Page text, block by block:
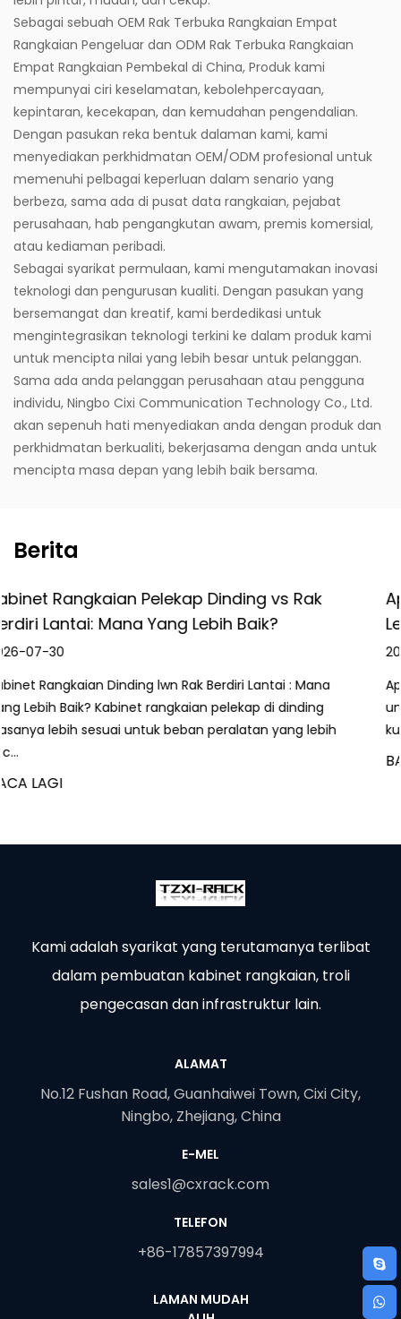
Sebagai sebuah OEM Rak Terbuka Rangkaian Empat
Rangkaian Pengeluar dan ODM Rak Terbuka Rangkaian
Empat Rangkaian Pembekal di China, Produk kami
mempunyai ciri keselamatan, kebolehpercayaan,
kepintaran, kecekapan, dan kemudahan pengendalian.
Dengan pasukan reka bentuk dalaman kami, kami
menyediakan perkhidmatan OEM/ODM profesional untuk
memenuhi pelbagai keperluan dalam senario yang
berbeza, sama ada di pusat data rangkaian, pejabat
perusahaan, hab pengangkutan awam, premis komersial,
atau kediaman peribadi.
Sebagai syarikat permulaan, kami mengutamakan inovasi
teknologi dan pengurusan kualiti. Dengan pasukan yang
bersemangat dan kreatif, kami berdedikasi untuk
mengintegrasikan teknologi terkini ke dalam produk kami
untuk mencipta nilai yang lebih besar untuk pelanggan.
Sama ada anda pelanggan perusahaan atau pengguna
individu, Ningbo Cixi Communication Technology Co., Ltd.
akan sepenuh hati menyediakan anda dengan produk dan
perkhidmatan berkualiti, bekerjasama dengan anda untuk
mencipta masa depan yang lebih baik bersama.
Berita
Rak
: Mana
lebih
Apakah Kabinet Pengecasan?
Lengkap untuk Pengecasan Peranti
Apa Itu a Kabinet Pengecasan A kabinet
unit storan tertutup yang dilengkapi dengan
kuasa dalaman individu, saluran kabel dan b...
Kami adalah syarikat yang terutamanya terlibat
dalam pembuatan kabinet rangkaian, troli
pengecasan dan infrastruktur lain.
ALAMAT
No.12 Fushan Road, Guanhaiwei Town, Cixi City,
Ningbo, Zhejiang, China
E-MEL
sales1@cxrack.com
TELEFON
+86-17857397994
LAMAN MUDAH